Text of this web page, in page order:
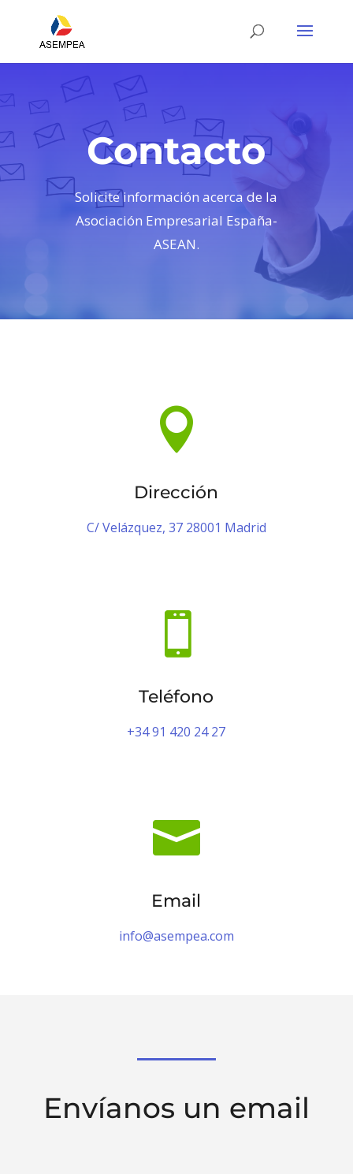
Contacto
Solicite información acerca de la
Asociación Empresarial España-
ASEAN.

Dirección
C/ Velázquez, 37 28001 Madrid

Teléfono
+34 91 420 24 27

Email
info@asempea.com
Envíanos un email